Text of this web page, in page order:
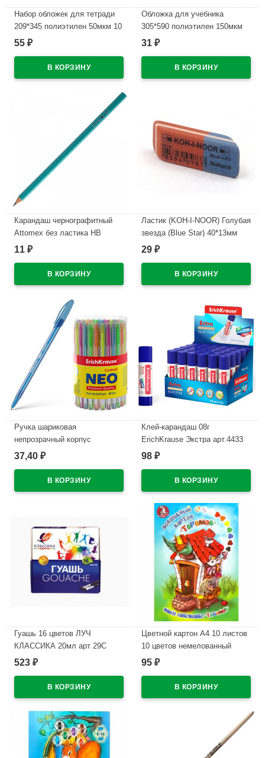
Набор обложек для тетради
209*345 полиэтилен 50мкм 10
штук в наборе арт Т50-10
55 ₽
Обложка для учебника
305*590 полиэтилен 150мкм
универсальная М арт У 305
31 ₽
Карандаш чернографитный
Attomex без ластика НВ
зеленый корпус пластиковый
11 ₽
Ластик (KOH-I-NOOR) Голубая
звезда (Blue Star) 40*13мм
арт.6521/80-84
29 ₽
Ручка шариковая
непрозрачный корпус
(ErichKrause) Neo Коктейль
одноразовая
арт.33518(Ст.60/360)
37,40 ₽
Клей-карандаш 08г
ErichKrause Экстра арт.4433
(Ст.30)
98 ₽
Гуашь 16 цветов ЛУЧ
КЛАССИКА 20мл арт 29С
1696-08
523 ₽
Цветной картон А4 10 листов
10 цветов немелованный
односторонний Лилия
95 ₽